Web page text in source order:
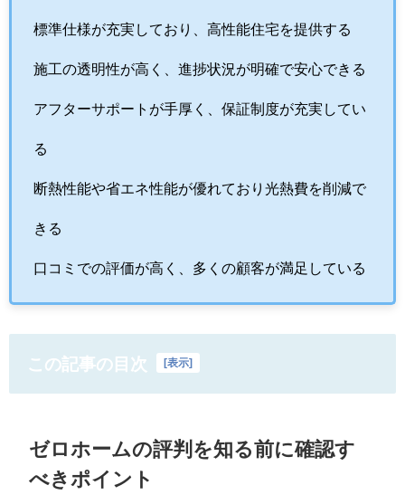
標準仕様が充実しており、高性能住宅を提供する
施工の透明性が高く、進捗状況が明確で安心できる
アフターサポートが手厚く、保証制度が充実してい
る
断熱性能や省エネ性能が優れており光熱費を削減で
きる
口コミでの評価が高く、多くの顧客が満足している
この記事の目次 [表示]
ゼロホームの評判を知る前に確認す
べきポイント